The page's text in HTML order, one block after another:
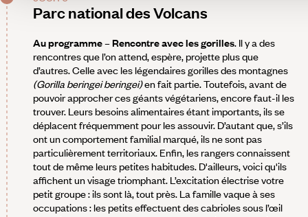
Parc national des Volcans
Au programme – Rencontre avec les gorilles. Il y a des
rencontres que l’on attend, espère, projette plus que
d’autres. Celle avec les légendaires gorilles des montagnes
(Gorilla beringei beringei)en fait partie. Toutefois, avant de
pouvoir approcher ces géants végétariens, encore faut-il les
trouver. Leurs besoins alimentaires étant importants, ils se
déplacent fréquemment pour les assouvir. D’autant que, s’ils
ont un comportement familial marqué, ils ne sont pas
particulièrement territoriaux. Enfin, les rangers connaissent
tout de même leurs petites habitudes. D'ailleurs, voici qu'ils
affichent un visage triomphant. L’excitation électrise votre
petit groupe : ils sont là, tout près. La famille vaque à ses
occupations : les petits effectuent des cabrioles sous l’œil